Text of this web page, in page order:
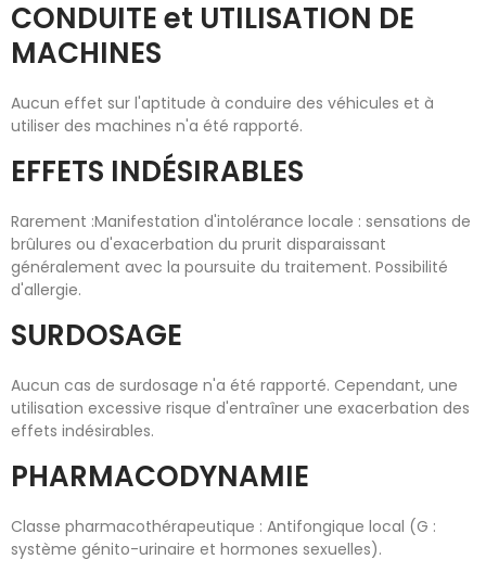
CONDUITE et UTILISATION DE
MACHINES
Aucun effet sur l'aptitude à conduire des véhicules et à
utiliser des machines n'a été rapporté.
EFFETS INDÉSIRABLES
Rarement :Manifestation d'intolérance locale : sensations de
brûlures ou d'exacerbation du prurit disparaissant
généralement avec la poursuite du traitement. Possibilité
d'allergie.
SURDOSAGE
Aucun cas de surdosage n'a été rapporté. Cependant, une
utilisation excessive risque d'entraîner une exacerbation des
effets indésirables.
PHARMACODYNAMIE
Classe pharmacothérapeutique : Antifongique local (G :
système génito-urinaire et hormones sexuelles).